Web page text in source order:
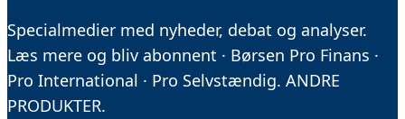
Specialmedier med nyheder, debat og analyser.
Læs mere og bliv abonnent · Børsen Pro Finans ·
Pro International · Pro Selvstændig. ANDRE
PRODUKTER.